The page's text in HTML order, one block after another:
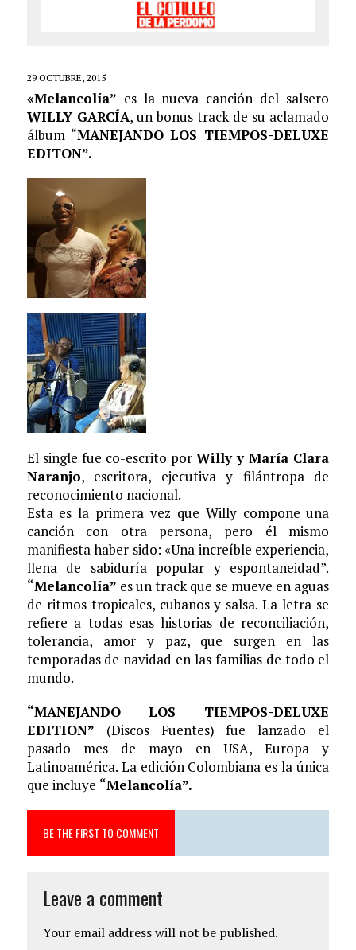
29 OCTUBRE, 2015
«Melancolía” es la nueva canción del salsero
WILLY GARCÍA, un bonus track de su aclamado
álbum “MANEJANDO LOS TIEMPOS-DELUXE
EDITON”.
El single fue co-escrito porWilly y María Clara
Naranjo, escritora, ejecutiva y filántropa de
reconocimiento nacional.
Esta es la primera vez que Willy compone una
canción con otra persona, pero él mismo
manifiesta haber sido: «Una increíble experiencia,
llena de sabiduría popular y espontaneidad”.
“Melancolía” es un track que se mueve en aguas
de ritmos tropicales, cubanos y salsa. La letra se
refiere a todas esas historias de reconciliación,
tolerancia, amor y paz, que surgen en las
temporadas de navidad en las familias de todo el
mundo.
“MANEJANDO LOS TIEMPOS-DELUXE
EDITION” (Discos Fuentes) fue lanzado el
pasado mes de mayo en USA, Europa y
Latinoamérica. La edición Colombiana es la única
que incluye “Melancolía”.
BE THE FIRST TO COMMENT
Leave a comment
Your email address will not be published.